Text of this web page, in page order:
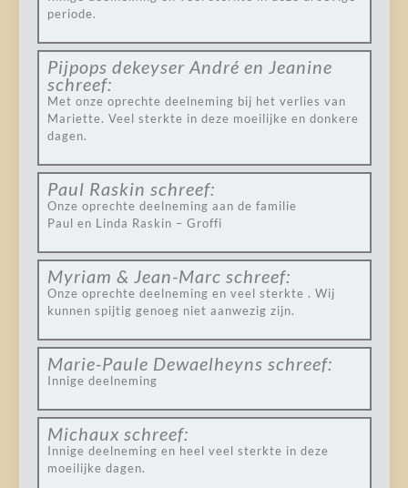
periode.
Pijpops dekeyser André en Jeanine
schreef:
Met onze oprechte deelneming bij het verlies van
Mariette. Veel sterkte in deze moeilijke en donkere
dagen.
Paul Raskin schreef:
Onze oprechte deelneming aan de familie
Paul en Linda Raskin – Groffi
Myriam & Jean-Marc schreef:
Onze oprechte deelneming en veel sterkte . Wij
kunnen spijtig genoeg niet aanwezig zijn.
Marie-Paule Dewaelheyns schreef:
Innige deelneming
Michaux schreef:
Innige deelneming en heel veel sterkte in deze
moeilijke dagen.